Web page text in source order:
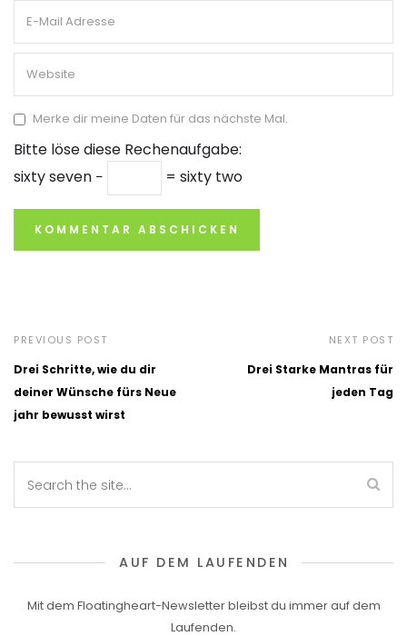
Merke dir meine Daten für das nächste Mal.
Bitte löse diese Rechenaufgabe:
sixty seven −
= sixty two
PREVIOUS POST
Drei Schritte, wie du dir
deiner Wünsche fürs Neue
jahr bewusst wirst
NEXT POST
Drei Starke Mantras für
jeden Tag
AUF DEM LAUFENDEN
Mit dem Floatingheart-Newsletter bleibst du immer auf dem
Laufenden.